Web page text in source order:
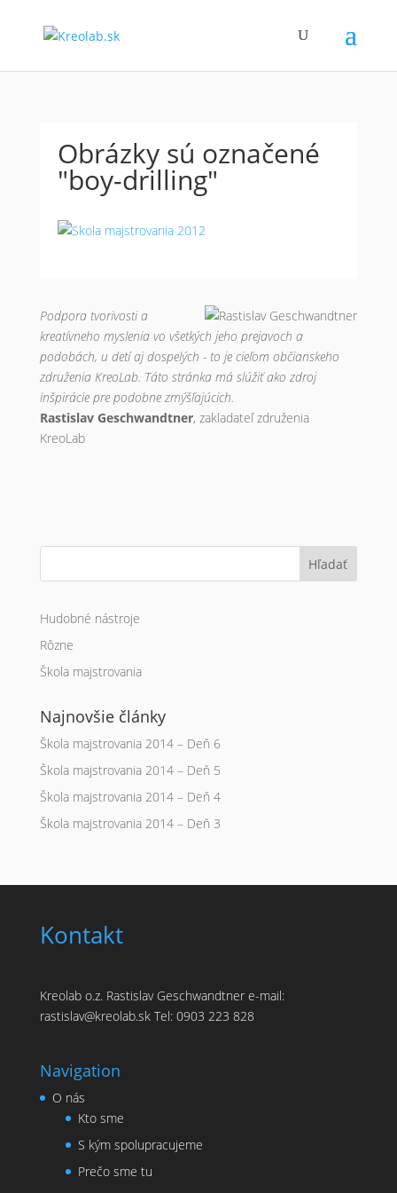
Obrázky sú označené
"boy-drilling"
Podpora tvorivosti a
kreatívneho myslenia vo všetkých jeho prejavoch a
podobách, u detí aj dospelých - to je cieľom občianskeho
združenia KreoLab. Táto stránka má slúžiť ako zdroj
inšpirácie pre podobne zmýšľajúcich.
Rastislav Geschwandtner, zakladateľ združenia
KreoLab
Hľadať
Hudobné nástroje
Rôzne
Škola majstrovania
Najnovšie články
Škola majstrovania 2014 – Deň 6
Škola majstrovania 2014 – Deň 5
Škola majstrovania 2014 – Deň 4
Škola majstrovania 2014 – Deň 3
Kontakt
Kreolab o.z. Rastislav Geschwandtner e-mail:
rastislav@kreolab.sk Tel: 0903 223 828
Navigation
O nás
Kto sme
S kým spolupracujeme
Prečo sme tu